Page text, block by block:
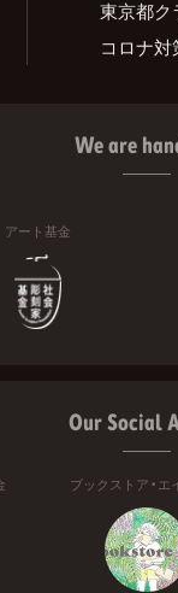
東京都ク
コロナ
We are
アート基金
Our Social
ブックストア・エ